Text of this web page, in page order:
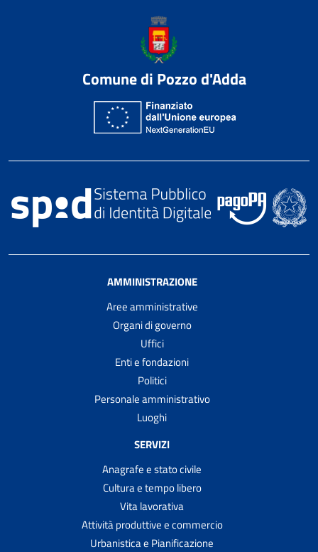
Comune di Pozzo d'Adda
AMMINISTRAZIONE
Aree amministrative
Organi di governo
Uffici
Enti e fondazioni
Politici
Personale amministrativo
Luoghi
SERVIZI
Anagrafe e stato civile
Cultura e tempo libero
Vita lavorativa
Attività produttive e commercio
Urbanistica e Pianificazione